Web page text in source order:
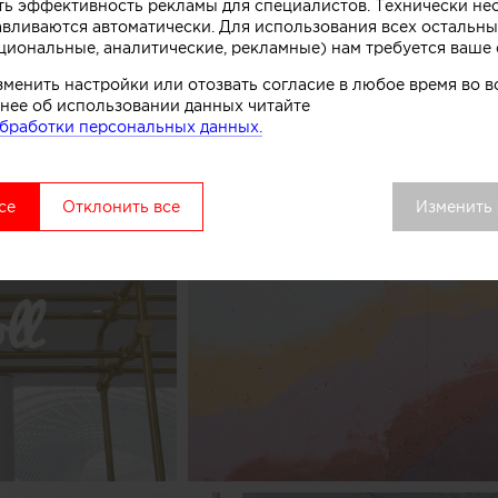
точки выделяется среди других объектов
сосредоточить внимание покупателей как на
процессе, в основе которого перемешивание слоев
рассказывают авторы этого небольшого
эффективность рекламы для специалистов. Технически
автоматически. Для использования всех
аналитические, рекламные) нам требуется ваше
настройки или отозвать согласие в любое время во
об использовании данных читайте
персональных данных.
Отклонить все Изменить